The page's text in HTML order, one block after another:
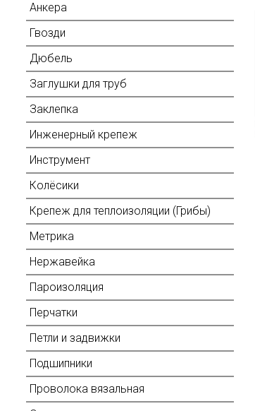
Анкера
Гвозди
Дюбель
Заглушки для труб
Заклепка
Инженерный крепеж
Инструмент
Колёсики
Крепеж для теплоизоляции (Грибы)
Метрика
Нержавейка
Пароизоляция
Перчатки
Петли и задвижки
Подшипники
Проволока вязальная